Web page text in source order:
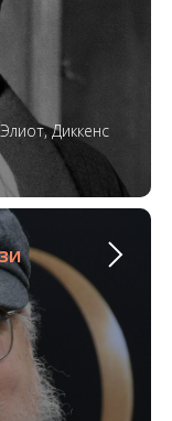
Диккенс